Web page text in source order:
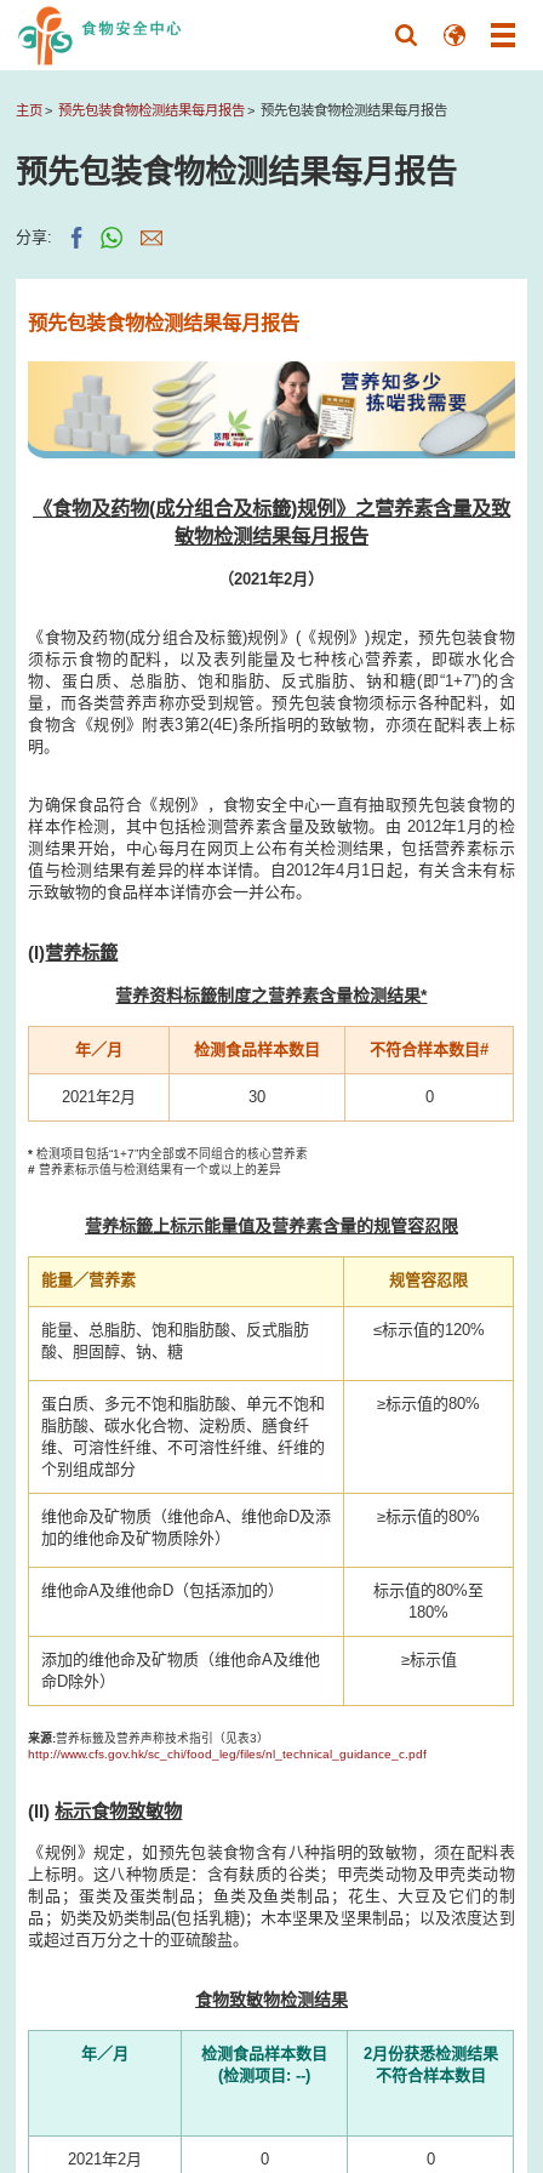
主页 预先包装食物检测结果每月报告 预先包装食物检测结果每月报告
预先包装食物检测结果每月报告
分享:
预先包装食物检测结果每月报告
《食物及药物(成分组合及标籤)规例》之营养素含量及致
敏物检测结果每月报告
（2021年2月）
《食物及药物(成分组合及标籤)规例》(《规例》)规定，预先包装食物
须标示食物的配料，以及表列能量及七种核心营养素，即碳水化合
物、蛋白质、总脂肪、饱和脂肪、反式脂肪、钠和糖(即“1+7”)的含
量，而各类营养声称亦受到规管。预先包装食物须标示各种配料，如
食物含《规例》附表3第2(4E)条所指明的致敏物，亦须在配料表上标
明。
为确保食品符合《规例》，食物安全中心一直有抽取预先包装食物的
样本作检测，其中包括检测营养素含量及致敏物。由 2012年1月的检
测结果开始，中心每月在网页上公布有关检测结果，包括营养素标示
值与检测结果有差异的样本详情。自2012年4月1日起，有关含未有标
示致敏物的食品样本详情亦会一并公布。
(I)营养标籤
营养资料标籤制度之营养素含量检测结果*
年／月 检测食品样本数目 不符合样本数目#
2021年2月 30 0
* 检测项目包括“1+7”内全部或不同组合的核心营养素
# 营养素标示值与检测结果有一个或以上的差异
营养标籤上标示能量值及营养素含量的规管容忍限
能量／营养素 规管容忍限
能量、总脂肪、饱和脂肪酸、反式脂肪
酸、胆固醇、钠、糖
≤标示值的120%
蛋白质、多元不饱和脂肪酸、单元不饱和
脂肪酸、碳水化合物、淀粉质、膳食纤
维、可溶性纤维、不可溶性纤维、纤维的
个别组成部分
≥标示值的80%
维他命及矿物质（维他命A、维他命D及添
加的维他命及矿物质除外）
≥标示值的80%
维他命A及维他命D（包括添加的）
标示值的80%至
180%
添加的维他命及矿物质（维他命A及维他
命D除外）
≥标示值
来源:营养标籤及营养声称技术指引（见表3）
http://www.cfs.gov.hk/sc_chi/food_leg/files/nl_technical_guidance_c.pdf
(II)标示食物致敏物
《规例》规定，如预先包装食物含有八种指明的致敏物，须在配料表
上标明。这八种物质是：含有麸质的谷类；甲壳类动物及甲壳类动物
制品；蛋类及蛋类制品；鱼类及鱼类制品；花生、大豆及它们的制
品；奶类及奶类制品(包括乳糖)；木本坚果及坚果制品；以及浓度达到
或超过百万分之十的亚硫酸盐。
食物致敏物检测结果
年／月
检测食品样本数目
(检测项目: --)
2月份获悉检测结果
不符合样本数目
2021年2月 0 0